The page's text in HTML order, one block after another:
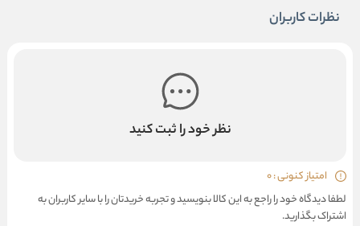
نظرات کاربران
نظر خود را ثبت کنید
امتیاز کنونی : 0
لطفا دیدگاه خود را راجع به این کالا بنویسید و تجربه خریدتان را با سایر کاربران به
اشتراک بگذارید.